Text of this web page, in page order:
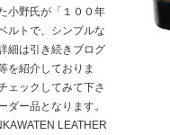
小野氏が「１００年
ルトで、シンプルな
細は引き続きブログ
を紹介しておりま
ェックしてみて下さ
ー品となります。
LEATHER